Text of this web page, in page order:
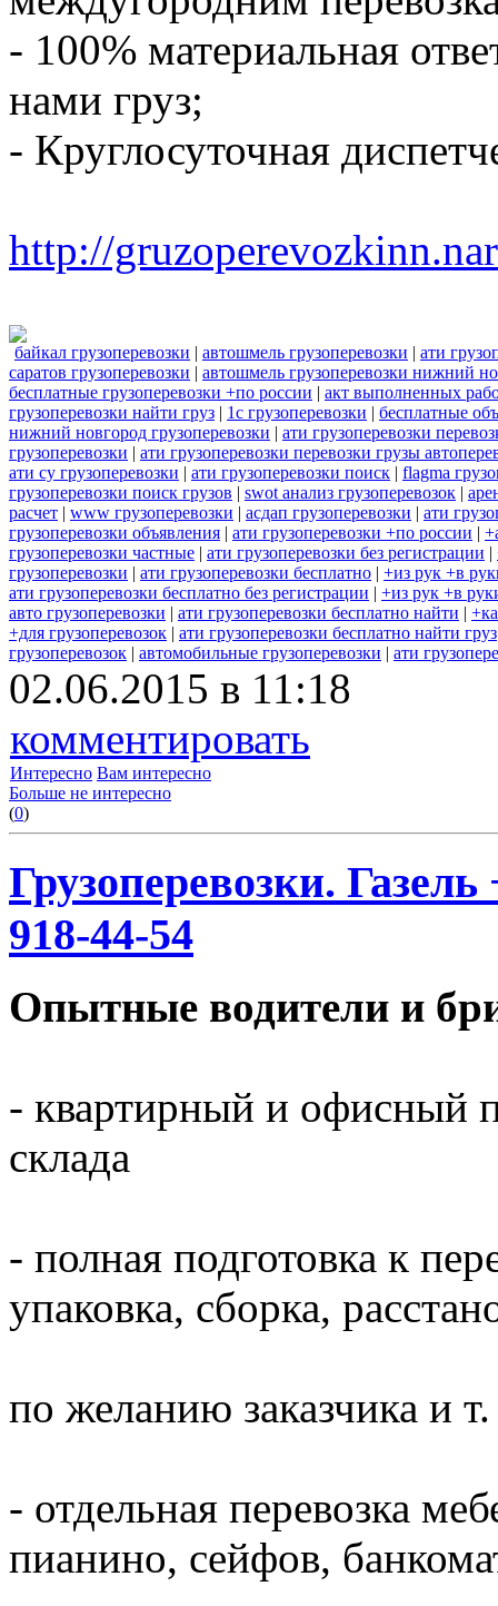
- 100% материальная
нами груз;
- Круглосуточная
http://
байкал грузоперевозки | автошмель грузоперевозки | ати
саратов грузоперевозки | автошмель грузоперевозки нижний
бесплатные грузоперевозки +по россии | акт выполненных
грузоперевозки найти груз | 1с грузоперевозки | бесплатные
нижний новгород грузоперевозки | ати грузоперевозки
грузоперевозки | ати грузоперевозки перевозки грузы
ати су грузоперевозки | ати грузоперевозки поиск | flagma
грузоперевозки поиск грузов | swot анализ грузоперевозок |
расчет | www грузоперевозки | асдап грузоперевозки | ати
грузоперевозки объявления | ати грузоперевозки +по россии |
грузоперевозки частные | ати грузоперевозки без регистрации |
грузоперевозки | ати грузоперевозки бесплатно | +из рук +в
ати грузоперевозки бесплатно без регистрации | +из рук +в
авто грузоперевозки | ати грузоперевозки бесплатно найти |
+для грузоперевозок | ати грузоперевозки бесплатно найти груз
грузоперевозок | автомобильные грузоперевозки | ати
02.06.2015 в 11:18
комментировать
Интересно Вам интересно
Больше не интересно
(0)
Грузоперевозки.
918-44-54
Опытные водители и
- квартирный и офисный
склада
- полная подготовка к
упаковка, сборка,
по желанию заказчика и
- отдельная перевозка
пианино, сейфов,